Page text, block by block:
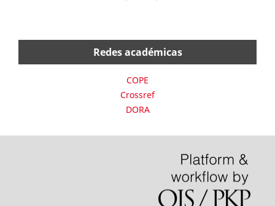
Redes académicas
COPE
Crossref
DORA